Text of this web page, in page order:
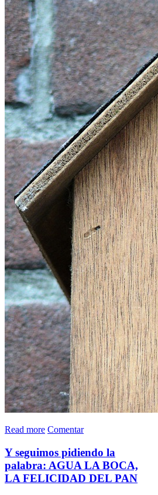
Read more Comentar
Y seguimos pidiendo la
palabra: AGUA LA BOCA,
LA FELICIDAD DEL PAN